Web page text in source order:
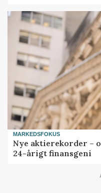
MARKEDSFOKUS
Nye aktierekorder –
24-årigt finansgeni